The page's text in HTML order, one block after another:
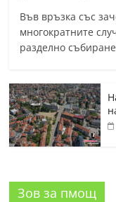
Във връзка със
многократните
разделно
Зов за пмощ